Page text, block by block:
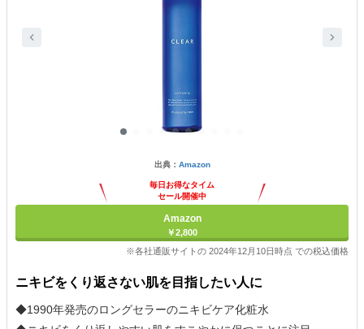
出典： Amazon
毎日お得なタイム
セール開催中
Amazon
￥2,800
※各社通販サイトの 2024年12月10日時点 での税込価格
ニキビをくり返さない肌を目指したい人に
◆1990年発売のロングセラーのニキビケア化粧水